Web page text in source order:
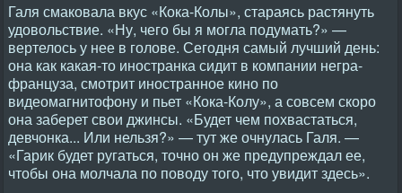
Галя смаковала вкус «Кока-Колы», стараясь растянуть
удовольствие. «Ну, чего бы я могла подумать?» —
вертелось у нее в голове. Сегодня самый лучший день:
она как какая-то иностранка сидит в компании негра-
француза, смотрит иностранное кино по
видеомагнитофону и пьет «Кока-Колу», а совсем скоро
она заберет свои джинсы. «Будет чем похвастаться,
девчонка... Или нельзя?» — тут же очнулась Галя. —
«Гарик будет ругаться, точно он же предупреждал ее,
чтобы она молчала по поводу того, что увидит здесь».